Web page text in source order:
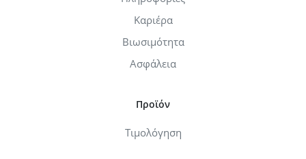
Καριέρα
Βιωσιμότητα
Ασφάλεια
Προϊόν
Τιμολόγηση